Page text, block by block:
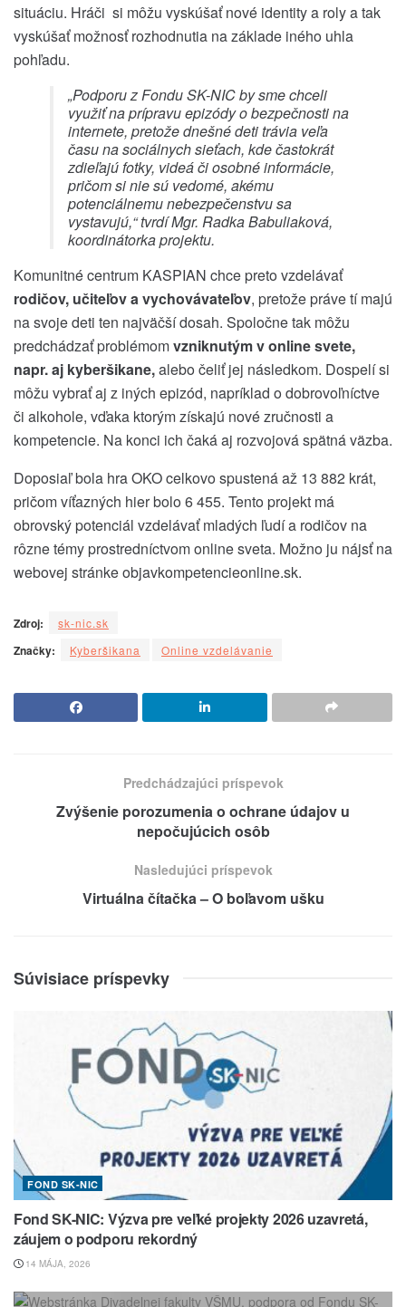
situáciu. Hráči si môžu vyskúšať nové identity a roly a tak
vyskúšať možnosť rozhodnutia na základe iného uhla
pohľadu.
„Podporu z Fondu SK-NIC by sme chceli
využiť na prípravu epizódy o bezpečnosti na
internete, pretože dnešné deti trávia veľa
času na sociálnych sieťach, kde častokrát
zdieľajú fotky, videá či osobné informácie,
pričom si nie sú vedomé, akému
potenciálnemu nebezpečenstvu sa
vystavujú,“ tvrdí Mgr. Radka Babuliaková,
koordinátorka projektu.
Komunitné centrum KASPIAN chce preto vzdelávať
rodičov, učiteľov a vychovávateľov, pretože práve tí majú
na svoje deti ten najväčší dosah. Spoločne tak môžu
predchádzať problémomvzniknutým v online svete,
napr. aj kyberšikane,alebo čeliť jej následkom. Dospelí si
môžu vybrať aj z iných epizód, napríklad o dobrovoľníctve
či alkohole, vďaka ktorým získajú nové zručnosti a
kompetencie. Na konci ich čaká aj rozvojová spätná väzba.
Doposiaľ bola hra OKO celkovo spustená až 13 882 krát,
pričom víťazných hier bolo 6 455. Tento projekt má
obrovský potenciál vzdelávať mladých ľudí a rodičov na
rôzne témy prostredníctvom online sveta. Možno ju nájsť na
webovej stránke objavkompetencieonline.sk.
Zdroj: sk-nic.sk
Značky: Kyberšikana Online vzdelávanie
Predchádzajúci príspevok
Zvýšenie porozumenia o ochrane údajov u
nepočujúcich osôb
Nasledujúci príspevok
Virtuálna čítačka – O boľavom ušku
Súvisiace príspevky
FOND SK-NIC
Fond SK-NIC: Výzva pre veľké projekty 2026 uzavretá,
záujem o podporu rekordný
14 MÁJA, 2026